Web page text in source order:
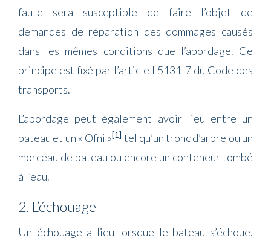
faute sera susceptible de faire l’objet de
demandes de réparation des dommages causés
dans les mêmes conditions que l’abordage. Ce
principe est fixé par l’article L5131-7 du Code des
transports.
L’abordage peut également avoir lieu entre un
bateau et un « Ofni »[1] tel qu’un tronc d’arbre ou un
morceau de bateau ou encore un conteneur tombé
à l’eau.
2. L’échouage
Un échouage a lieu lorsque le bateau s’échoue,